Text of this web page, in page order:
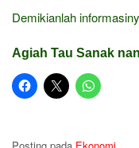
Demikianlah
Agiah Tau Sanak